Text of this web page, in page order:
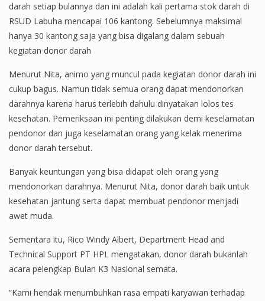
darah setiap bulannya dan ini adalah kali pertama stok darah di
RSUD Labuha mencapai 106 kantong. Sebelumnya maksimal
hanya 30 kantong saja yang bisa digalang dalam sebuah
kegiatan donor darah
Menurut Nita, animo yang muncul pada kegiatan donor darah ini
cukup bagus. Namun tidak semua orang dapat mendonorkan
darahnya karena harus terlebih dahulu dinyatakan lolos tes
kesehatan. Pemeriksaan ini penting dilakukan demi keselamatan
pendonor dan juga keselamatan orang yang kelak menerima
donor darah tersebut.
Banyak keuntungan yang bisa didapat oleh orang yang
mendonorkan darahnya. Menurut Nita, donor darah baik untuk
kesehatan jantung serta dapat membuat pendonor menjadi
awet muda.
Sementara itu, Rico Windy Albert, Department Head and
Technical Support PT HPL mengatakan, donor darah bukanlah
acara pelengkap Bulan K3 Nasional semata.
“Kami hendak menumbuhkan rasa empati karyawan terhadap